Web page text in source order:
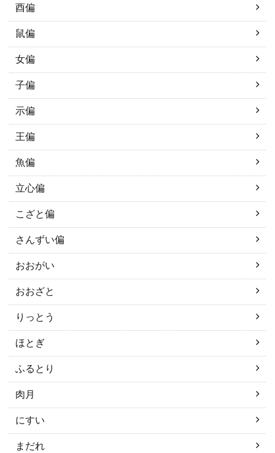
酉偏
鼠偏
女偏
子偏
示偏
王偏
魚偏
立心偏
こざと偏
さんずい偏
おおがい
おおざと
りっとう
ほとぎ
ふるとり
肉月
にすい
まだれ